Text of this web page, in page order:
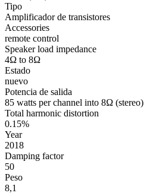
Tipo
Amplificador de transistores
Accessories
remote control
Speaker load impedance
4Ω to 8Ω
Estado
nuevo
Potencia de salida
85 watts per channel into 8Ω (stereo)
Total harmonic distortion
0.15%
Year
2018
Damping factor
50
Peso
8,1